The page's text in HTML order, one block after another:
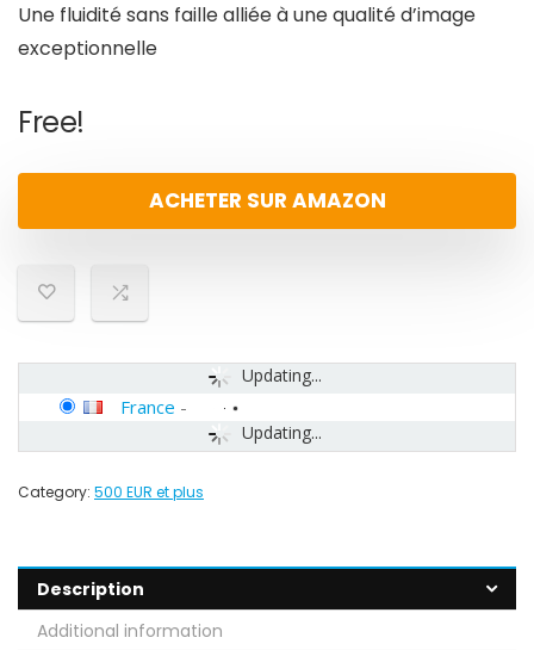
Une fluidité sans faille alliée à une qualité d’image
exceptionnelle
Free!
ACHETER SUR AMAZON
Updating...
Updating...
France -
Category: 500 EUR et plus
Description
Additional information